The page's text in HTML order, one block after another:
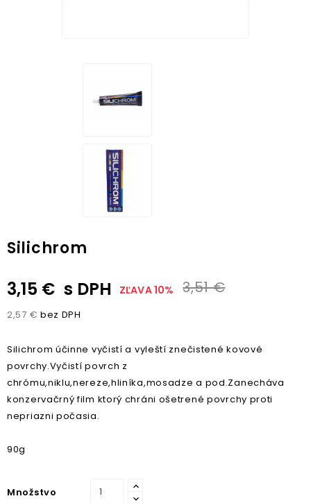
Silichrom
3,15 € s DPH ZĽAVA 10% 3,51 €
2,57 € bez DPH
Silichrom účinne vyčistí a vyleští znečistené kovové
povrchy.Vyčistí povrch z
chrómu,niklu,nereze,hliníka,mosadze a pod.Zanecháva
konzervačrný film ktorý chráni ošetrené povrchy proti
nepriazni počasia.
90g
Množstvo